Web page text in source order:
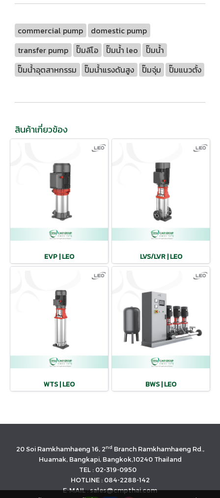
commercial pump
domestic pump
transfer pump
ปั๊มลีโอ ปั๊มน้ำ leo
ปั๊มน้ำ
ปั๊มน้ำอุตสาหกรรม
ปั๊มน้ำแรงดันสูง ปั๊มจุ่ม ปั๊มแนวตั้ง
สินค้าเกี่ยวข้อง
EVP | LEO LVS/LVR | LEO
WTS | LEO BWS | LEO
20 Soi Ramkhamhaeng 16, 2nd Branch Ramkhamhaeng Rd.,
Huamak, Bangkapi, Bangkok,10240 Thailand
TEL : 02-319-0950
HOTLINE : 084-2288-142
E-MAIL : sales@cmpthai.com